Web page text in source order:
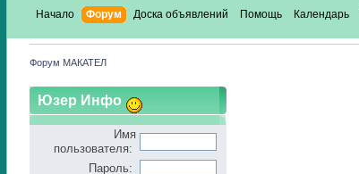
Начало Форум Доска объявлений Помощь Календарь
Форум МАКАТЕЛ
Юзер Инфо
Имя
пользователя:
Пароль: